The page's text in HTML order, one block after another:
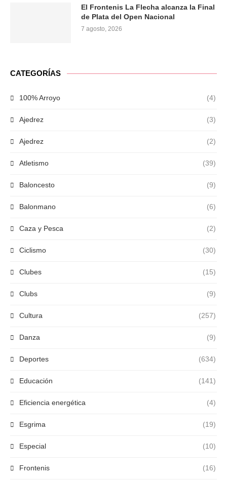
El Frontenis La Flecha alcanza la Final
de Plata del Open Nacional
7 agosto, 2026
CATEGORÍAS
100% Arroyo (4)
Ajedrez (3)
Ajedrez (2)
Atletismo (39)
Baloncesto (9)
Balonmano (6)
Caza y Pesca (2)
Ciclismo (30)
Clubes (15)
Clubs (9)
Cultura (257)
Danza (9)
Deportes (634)
Educación (141)
Eficiencia energética (4)
Esgrima (19)
Especial (10)
Frontenis (16)